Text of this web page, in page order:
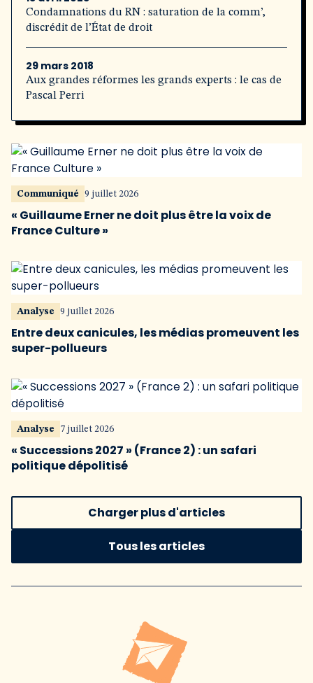
Condamnations du RN : saturation de la comm’,
discrédit de l’État de droit
29 mars 2018
Aux grandes réformes les grands experts : le cas de
Pascal Perri
Communiqué 9 juillet 2026
« Guillaume Erner ne doit plus être la voix de
France Culture »
Analyse 9 juillet 2026
Entre deux canicules, les médias promeuvent les
super-pollueurs
Analyse 7 juillet 2026
« Successions 2027 » (France 2) : un safari
politique dépolitisé
Charger plus d'articles
Tous les articles